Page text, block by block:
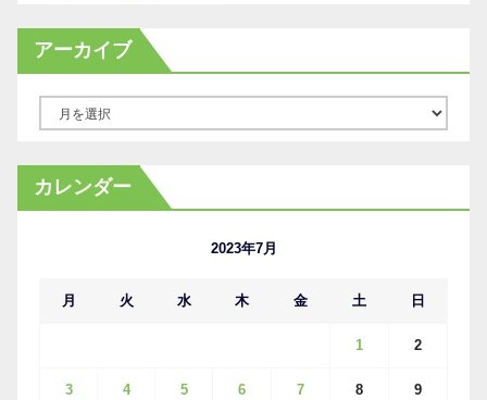
アーカイブ
カ
イ
カレンダー
2023年7月
月 火 水 木 金 土 日
1 2
3 4 5 6 7 8 9